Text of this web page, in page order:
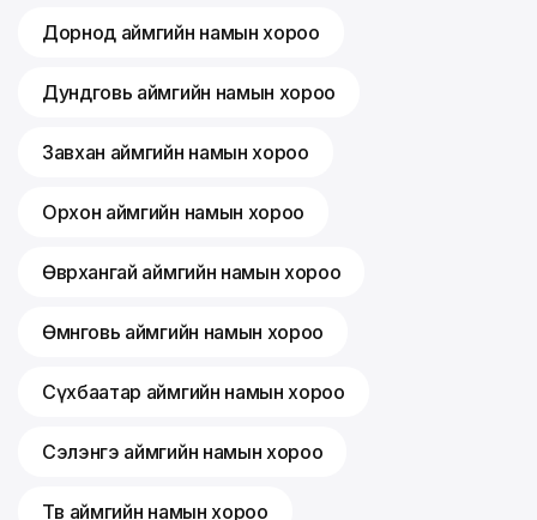
Дорнод аймгийн намын хороо
Дундговь аймгийн намын хороо
Завхан аймгийн намын хороо
Орхон аймгийн намын хороо
Өвөрхангай аймгийн намын хороо
Өмнөговь аймгийн намын хороо
Сүхбаатар аймгийн намын хороо
Сэлэнгэ аймгийн намын хороо
Төв аймгийн намын хороо